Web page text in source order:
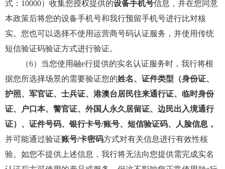
式：10000）收集您授权提供的设备手机号信息，并在您同意
本政策后将您的设备手机号和我行预留手机号进行比对核
实。您也可以选择不使用运营商号码认证服务，并使用传统
短信验证码验证方式进行验证。
（6）当您使用融e行提供的实名认证服务时，我行将根
据您所选择场景的需要验证您的姓名、证件类型（身份证、
护照、军官证、士兵证、港澳台居民往来通行证、临时身份
证、户口本、警官证、外国人永久居留证、边民出入境通行
证）、证件号码、银行卡号/账号、短信验证码、人脸信息，
并可能通过验证账号/卡密码方式对有关信息进行有效性核
验。如您不提供上述信息，我行将无法向您提供需完成实名